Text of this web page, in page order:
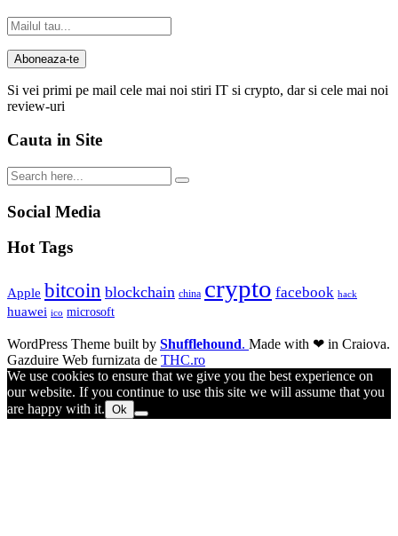
Si vei primi pe mail cele mai noi stiri IT si crypto, dar si cele mai noi
review-uri
Cauta in Site
Social Media
Hot Tags
Apple bitcoin blockchain china crypto facebook hack
huawei ico microsoft
WordPress Theme built by Shufflehound. Made with ❤ in Craiova.
Gazduire Web furnizata de THC.ro
We use cookies to ensure that we give you the best experience on
our website. If you continue to use this site we will assume that you
are happy with it. Ok